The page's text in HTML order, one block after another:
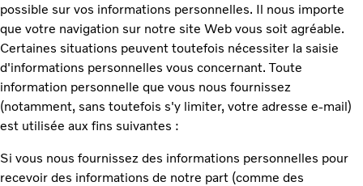
possible sur vos informations personnelles. Il nous importe
que votre navigation sur notre site Web vous soit agréable.
Certaines situations peuvent toutefois nécessiter la saisie
d'informations personnelles vous concernant. Toute
information personnelle que vous nous fournissez
(notamment, sans toutefois s'y limiter, votre adresse e-mail)
est utilisée aux fins suivantes :
Si vous nous fournissez des informations personnelles pour
recevoir des informations de notre part (comme des